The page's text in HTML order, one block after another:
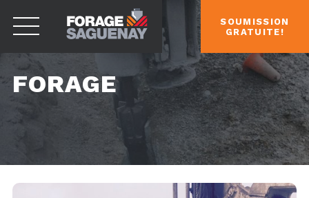
SOUMISSION
GRATUITE!
FORAGE